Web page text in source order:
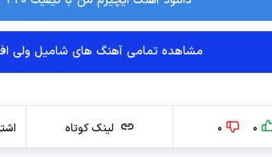
مشاهده تمامی آهنگ های شامیل ولی
0
0 لینک کوتاه